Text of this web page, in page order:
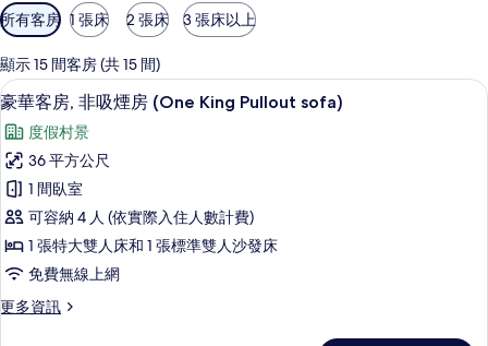
可
用
的
客
房
篩
選
條
件
所有客房 1 張床 2 張床 3 張床以上
顯示 15 間客房 (共 15 間)
顯
示
豪
華
客
房,
非
煙
豪華客房, 非吸煙房 (One King
7
豪華客房, 非吸煙房 (One King Pullout sofa)
度假村景
36 平方公尺
1 間臥室
可容納 4 人 (依實際入住人數計費)
1 張特大雙人床和 1 張標準雙人沙發床
免費無線上網
更多資訊
更